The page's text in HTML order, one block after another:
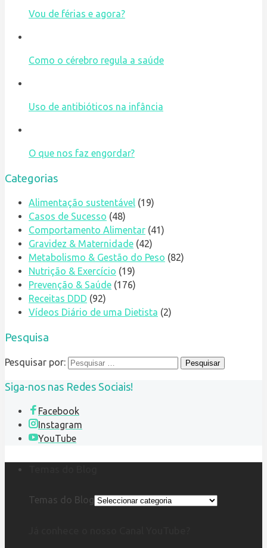
Vou de férias e agora?
Como o cérebro regula a saúde
Uso de antibióticos na infância
O que nos faz engordar?
Categorias
Alimentação sustentável (19)
Casos de Sucesso (48)
Comportamento Alimentar (41)
Gravidez & Maternidade (42)
Metabolismo & Gestão do Peso (82)
Nutrição & Exercício (19)
Prevenção & Saúde (176)
Receitas DDD (92)
Vídeos Diário de uma Dietista (2)
Pesquisa
Pesquisar por:
Siga-nos nas Redes Sociais!
Facebook
Instagram
YouTube
Temas do Blog